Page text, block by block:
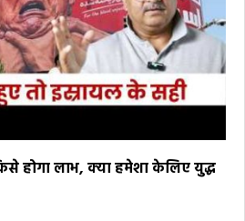
होगा लाभ, क्या हमेशा केलिए युद्ध